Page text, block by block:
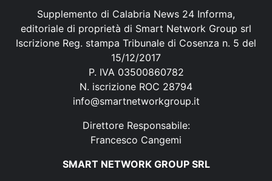
Supplemento di Calabria News 24 Informa,
editoriale di proprietà di Smart Network Group srl
Iscrizione Reg. stampa Tribunale di Cosenza n. 5 del
15/12/2017
P. IVA 03500860782
N. iscrizione ROC 28794
info@smartnetworkgroup.it
Direttore Responsabile:
Francesco Cangemi
SMART NETWORK GROUP SRL